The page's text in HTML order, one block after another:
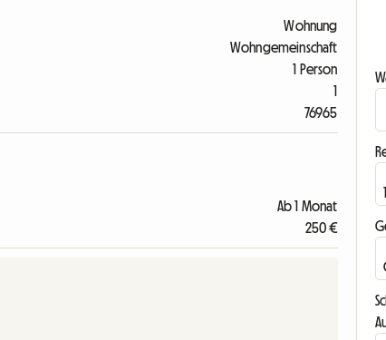
Wohnung
Wohngemeinschaft
1 Person
1
76965
Ab 1 Monat
250 €